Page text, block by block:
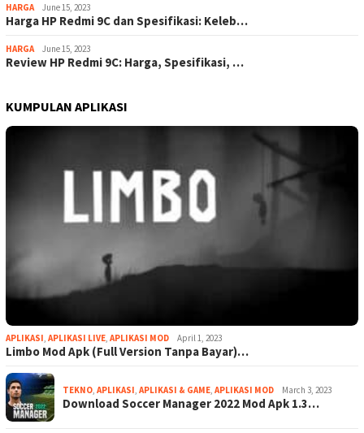
HARGA June 15, 2023
Harga HP Redmi 9C dan Spesifikasi: Keleb…
HARGA June 15, 2023
Review HP Redmi 9C: Harga, Spesifikasi, …
KUMPULAN APLIKASI
APLIKASI, APLIKASI LIVE, APLIKASI MOD April 1, 2023
Limbo Mod Apk (Full Version Tanpa Bayar)…
TEKNO, APLIKASI, APLIKASI & GAME, APLIKASI MOD March 3, 2023
Download Soccer Manager 2022 Mod Apk 1.3…